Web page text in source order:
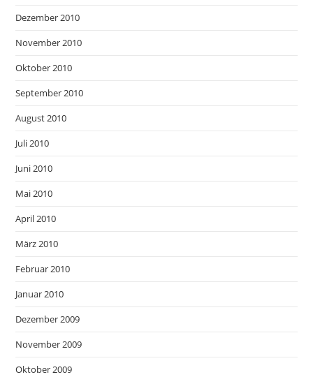
Dezember 2010
November 2010
Oktober 2010
September 2010
August 2010
Juli 2010
Juni 2010
Mai 2010
April 2010
März 2010
Februar 2010
Januar 2010
Dezember 2009
November 2009
Oktober 2009